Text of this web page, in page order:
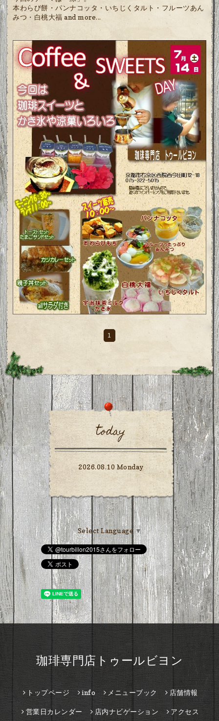
本わらび餅・パンナコッタ・いちじくタルト・フルーツあん
みつ・白桃大福 and more...
1
today
2026.08.10 Monday
Select Language▼
珈琲専門店トゥールビヨン
トップページ info メニューブック 店舗情報
営業日カレンダー 店内ナビゲーション アクセス